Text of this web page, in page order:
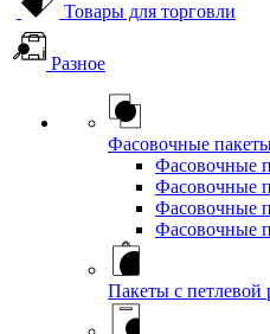
Товары для торговли
Разное
Фасовочные
Фасовочные
Фасовочные
Фасовочные
Фасовочные
Пакеты с петлевой